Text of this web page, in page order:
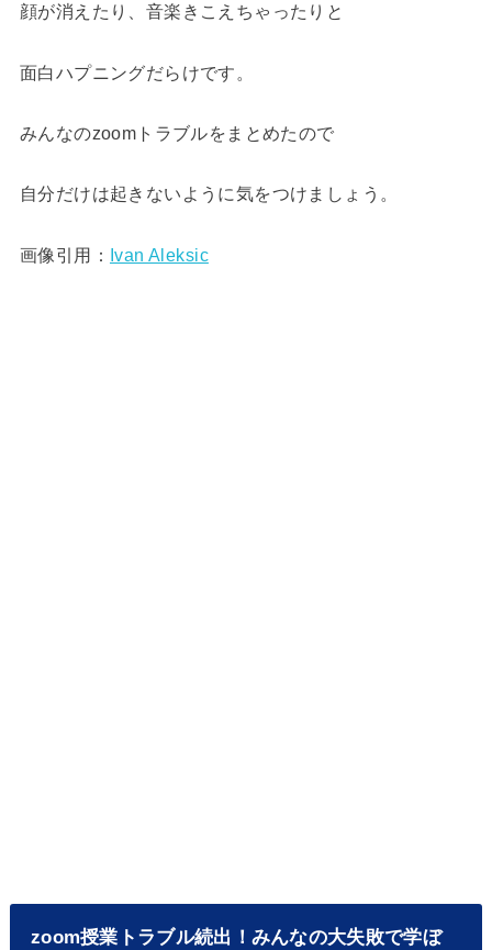
顔が消えたり、音楽きこえちゃったりと
面白ハプニングだらけです。
みんなのzoomトラブルをまとめたので
自分だけは起きないように気をつけましょう。
画像引用： Ivan Aleksic
zoom授業トラブル続出！みんなの大失敗で学ぼ